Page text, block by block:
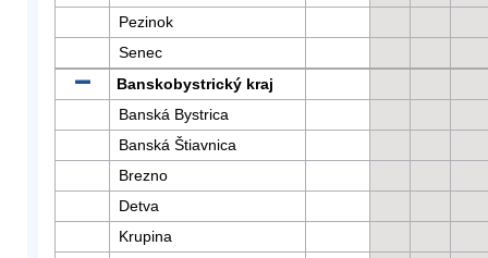
Pezinok
Senec
Banskobystrický kraj
Banská Bystrica
Banská Štiavnica
Brezno
Detva
Krupina